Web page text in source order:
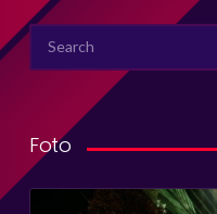
SEARCH
FOR:
Foto